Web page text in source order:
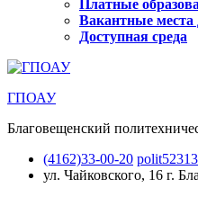
Платные
Вакантные места
Доступная среда
ГПОАУ
Благовещенский
(4162)33-00-20
ул. Чайковского, 16 г.